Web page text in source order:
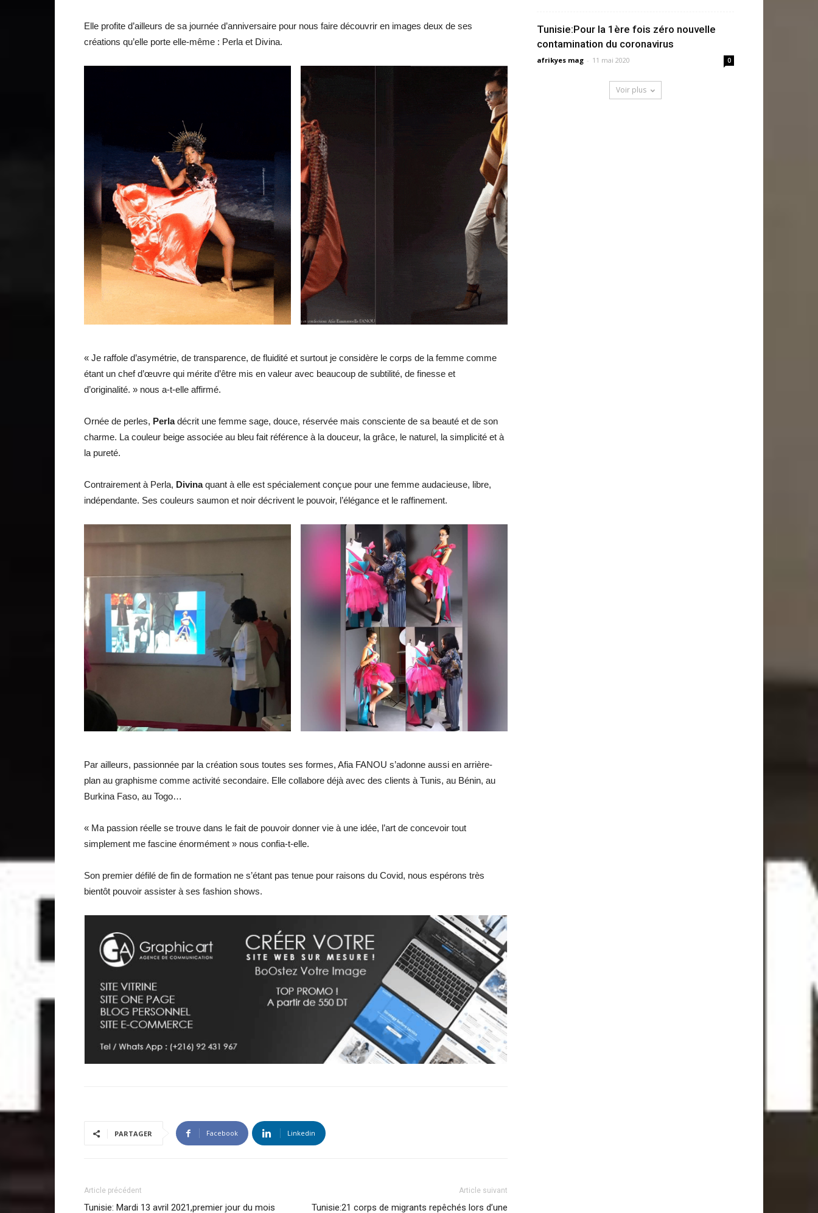
Elle profite d’ailleurs de sa journée d’anniversaire pour nous faire découvrir en images deux de ses
créations qu’elle porte elle-même : Perla et Divina.
« Je raffole d’asymétrie, de transparence, de fluidité et surtout je considère le corps de la femme comme
étant un chef d’œuvre qui mérite d’être mis en valeur avec beaucoup de subtilité, de finesse et
d’originalité. » nous a-t-elle affirmé.
Ornée de perles, Perladécrit une femme sage, douce, réservée mais consciente de sa beauté et de son
charme. La couleur beige associée au bleu fait référence à la douceur, la grâce, le naturel, la simplicité et à
la pureté.
Contrairement à Perla, Divinaquant à elle est spécialement conçue pour une femme audacieuse, libre,
indépendante. Ses couleurs saumon et noir décrivent le pouvoir, l’élégance et le raffinement.
Par ailleurs, passionnée par la création sous toutes ses formes, Afia FANOU s’adonne aussi en arrière-
plan au graphisme comme activité secondaire. Elle collabore déjà avec des clients à Tunis, au Bénin, au
Burkina Faso, au Togo…
« Ma passion réelle se trouve dans le fait de pouvoir donner vie à une idée, l’art de concevoir tout
simplement me fascine énormément » nous confia-t-elle.
Son premier défilé de fin de formation ne s’étant pas tenue pour raisons du Covid, nous espérons très
bientôt pouvoir assister à ses fashion shows.
PARTAGER Facebook Linkedin
Article précédent
Tunisie: Mardi 13 avril 2021,premier jour du mois
Article suivant
Tunisie:21 corps de migrants repêchés lors d’une
Tunisie:Pour la 1ère fois zéro nouvelle
contamination du coronavirus
afrikyes mag - 11 mai 2020 0
Voir plus